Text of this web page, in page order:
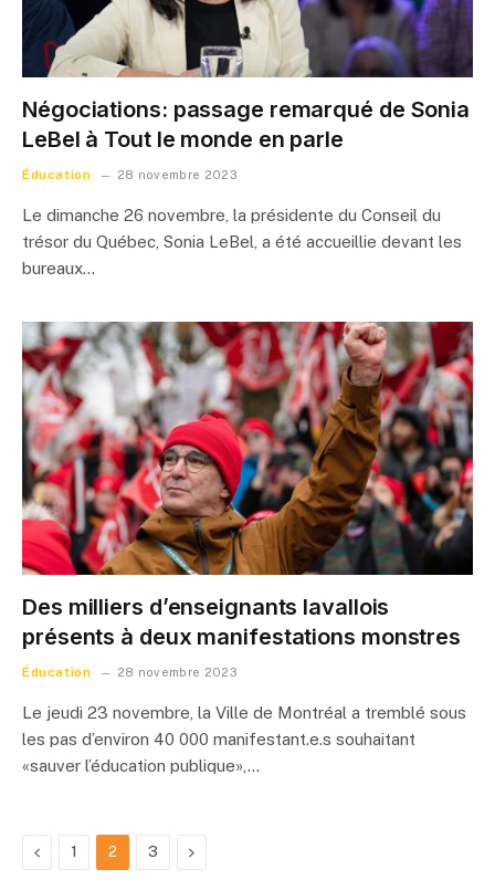
Négociations: passage remarqué de Sonia
LeBel à Tout le monde en parle
Éducation 28 novembre 2023
Le dimanche 26 novembre, la présidente du Conseil du
trésor du Québec, Sonia LeBel, a été accueillie devant les
bureaux…
Des milliers d’enseignants lavallois
présents à deux manifestations monstres
Éducation 28 novembre 2023
Le jeudi 23 novembre, la Ville de Montréal a tremblé sous
les pas d’environ 40 000 manifestant.e.s souhaitant
«sauver l’éducation publique»,…
Previous
1 2 3 Next